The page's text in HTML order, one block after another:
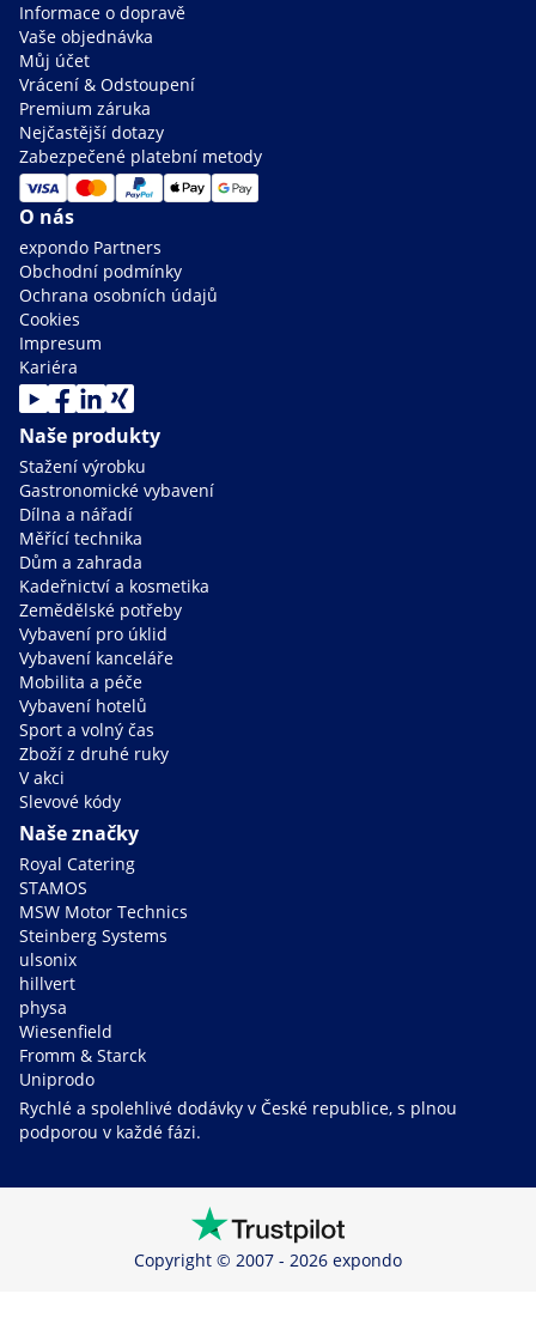
Informace o dopravě
Vaše objednávka
Můj účet
Vrácení & Odstoupení
Premium záruka
Nejčastější dotazy
Zabezpečené platební metody
O nás
expondo Partners
Obchodní podmínky
Ochrana osobních údajů
Cookies
Impresum
Kariéra
Naše produkty
Stažení výrobku
Gastronomické vybavení
Dílna a nářadí
Měřící technika
Dům a zahrada
Kadeřnictví a kosmetika
Zemědělské potřeby
Vybavení pro úklid
Vybavení kanceláře
Mobilita a péče
Vybavení hotelů
Sport a volný čas
Zboží z druhé ruky
V akci
Slevové kódy
Naše značky
Royal Catering
STAMOS
MSW Motor Technics
Steinberg Systems
ulsonix
hillvert
physa
Wiesenfield
Fromm & Starck
Uniprodo
Rychlé a spolehlivé dodávky v České republice, s plnou
podporou v každé fázi.
Copyright © 2007 - 2026 expondo